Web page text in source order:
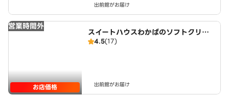
出前館がお届け
営業時間外
お店価格
スイートハウスわかばのソフトクリー
ム 板橋店
4.5(17)
出前館がお届け